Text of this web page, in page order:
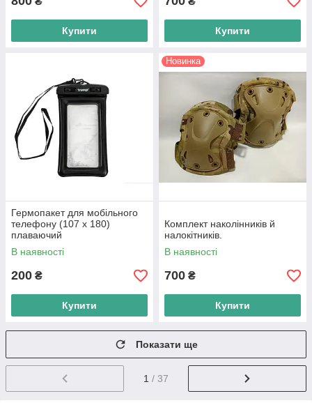
Купити Купити
Гермопакет для мобільного
телефону (107 х 180)
плаваючий
В наявності
200 ₴
Купити
Новинка
Комплект наколінників й
налокітників.
В наявності
700 ₴
Купити
Показати ще
1 / 37